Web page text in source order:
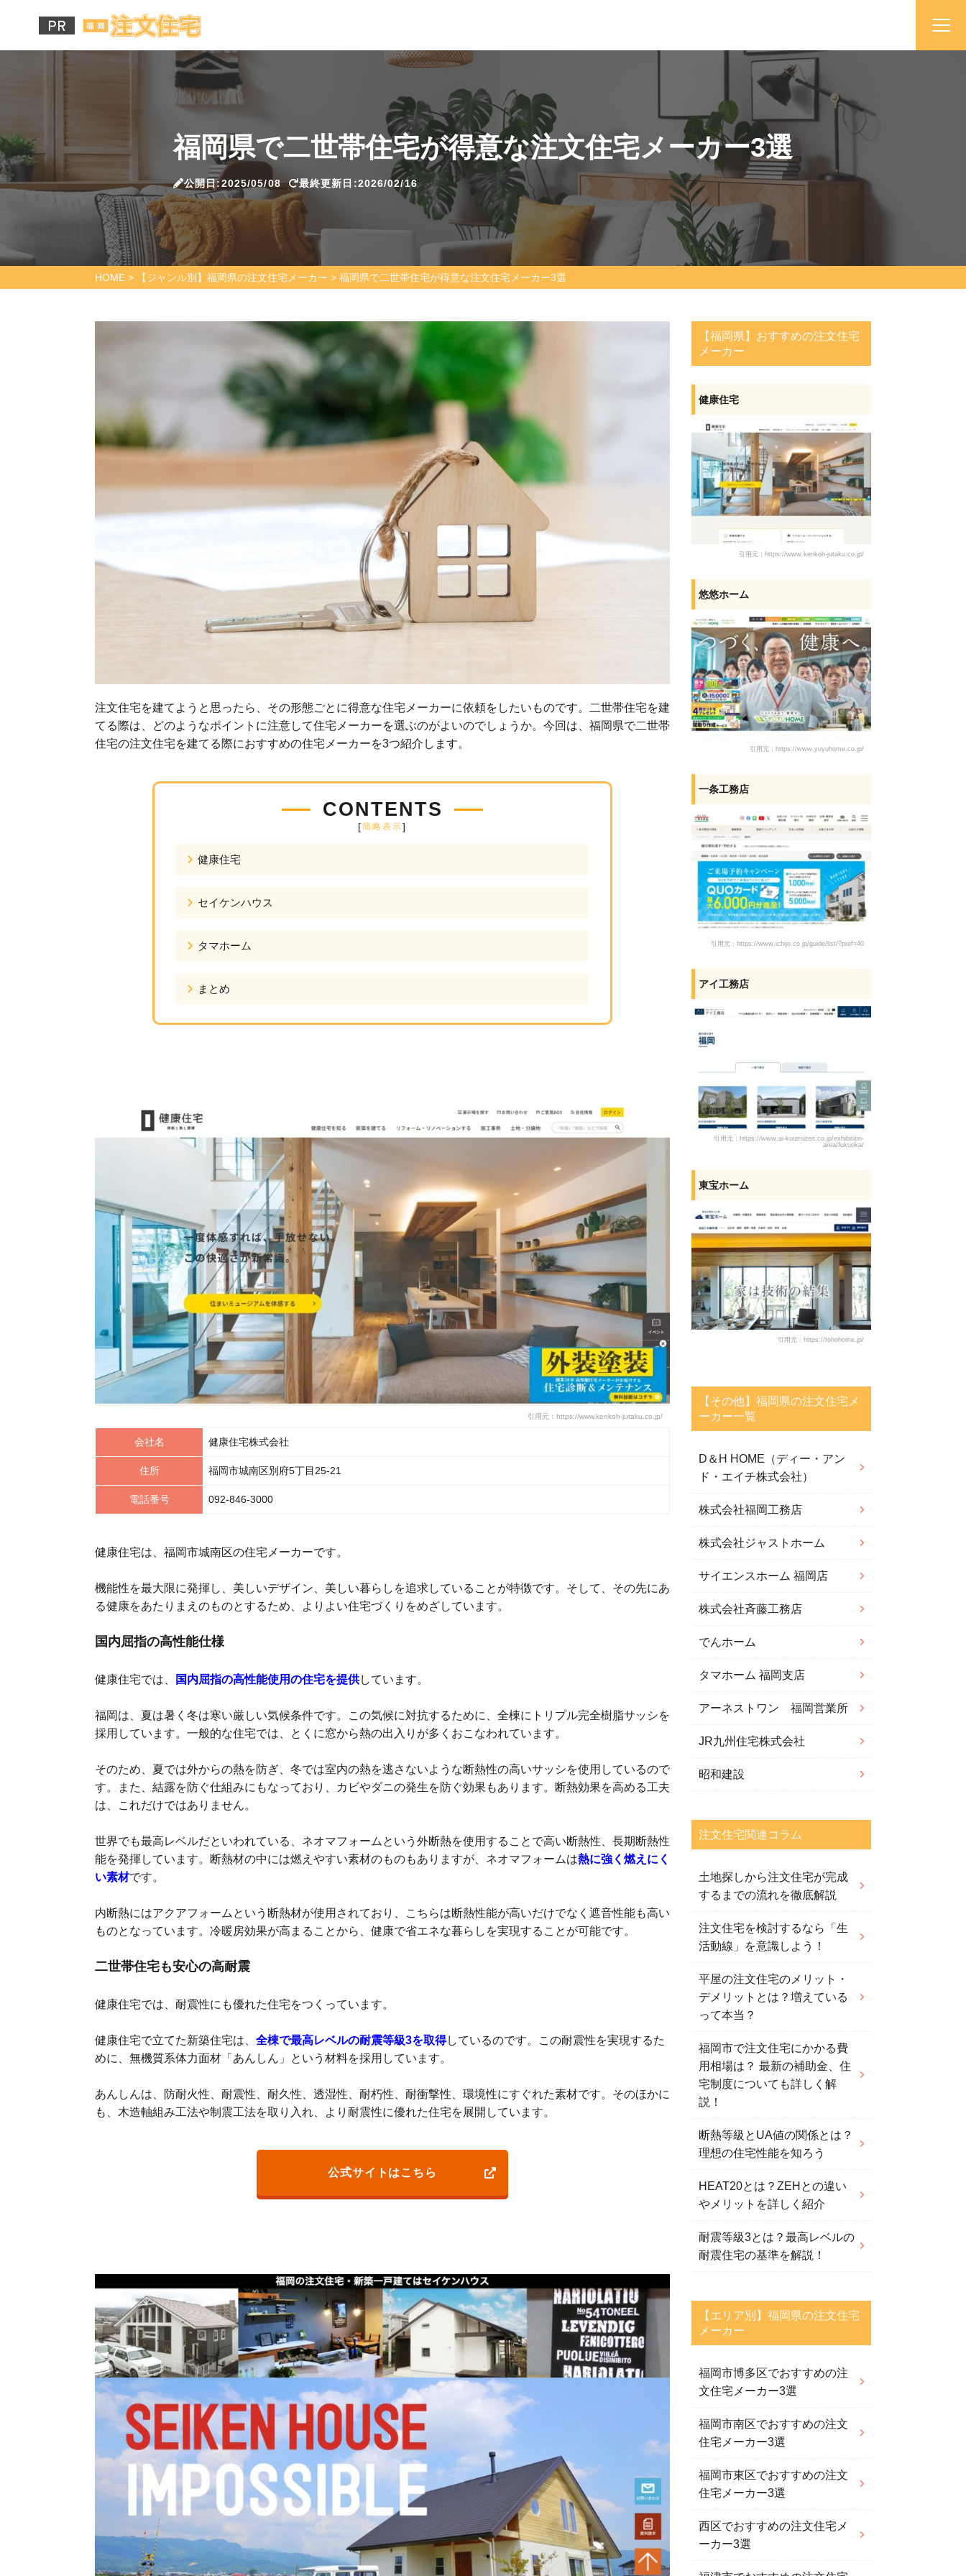
福岡県で二世帯住宅が得意な注文住宅メーカー3選
公開日:2025/05/08 最終更新日:2026/02/16
HOME > 【ジャンル別】福岡県の注文住宅メーカー > 福岡県で二世帯住宅が得意な注文住宅メーカー3選
注文住宅を建てようと思ったら、その形態ごとに得意な住宅メーカーに依頼をしたいものです。二世帯住宅を建
てる際は、どのようなポイントに注意して住宅メーカーを選ぶのがよいのでしょうか。今回は、福岡県で二世帯
住宅の注文住宅を建てる際におすすめの住宅メーカーを3つ紹介します。
CONTENTS
[簡略表示]
健康住宅
セイケンハウス
タマホーム
まとめ
引用元：https://www.kenkoh-jutaku.co.jp/
会社名 健康住宅株式会社
住所 福岡市城南区別府5丁目25-21
電話番号 092-846-3000
健康住宅は、福岡市城南区の住宅メーカーです。
機能性を最大限に発揮し、美しいデザイン、美しい暮らしを追求していることが特徴です。そして、その先にあ
る健康をあたりまえのものとするため、よりよい住宅づくりをめざしています。
国内屈指の高性能仕様
健康住宅では、 国内屈指の高性能使用の住宅を提供しています。
福岡は、夏は暑く冬は寒い厳しい気候条件です。この気候に対抗するために、全棟にトリプル完全樹脂サッシを
採用しています。一般的な住宅では、とくに窓から熱の出入りが多くおこなわれています。
そのため、夏では外からの熱を防ぎ、冬では室内の熱を逃さないような断熱性の高いサッシを使用しているので
す。また、結露を防ぐ仕組みにもなっており、カビやダニの発生を防ぐ効果もあります。断熱効果を高める工夫
は、これだけではありません。
世界でも最高レベルだといわれている、ネオマフォームという外断熱を使用することで高い断熱性、長期断熱性
能を発揮しています。断熱材の中には燃えやすい素材のものもありますが、ネオマフォームは熱に強く燃えにく
い素材です。
内断熱にはアクアフォームという断熱材が使用されており、こちらは断熱性能が高いだけでなく遮音性能も高い
ものとなっています。冷暖房効果が高まることから、健康で省エネな暮らしを実現することが可能です。
二世帯住宅も安心の高耐震
健康住宅では、耐震性にも優れた住宅をつくっています。
健康住宅で立てた新築住宅は、 全棟で最高レベルの耐震等級3を取得しているのです。この耐震性を実現するた
めに、無機質系体力面材「あんしん」という材料を採用しています。
あんしんは、防耐火性、耐震性、耐久性、透湿性、耐朽性、耐衝撃性、環境性にすぐれた素材です。そのほかに
も、木造軸組み工法や制震工法を取り入れ、より耐震性に優れた住宅を展開しています。
公式サイトはこちら
【福岡県】おすすめの注文住宅
メーカー
健康住宅
引用元：https://www.kenkoh-jutaku.co.jp/
悠悠ホーム
引用元：https://www.yuyuhome.co.jp/
一条工務店
引用元：https://www.ichijo.co.jp/guide/list/?pref=40
アイ工務店
引用元：https://www.ai-koumuten.co.jp/exhibition-
area/fukuoka/
東宝ホーム
引用元：https://tohohome.jp/
【その他】福岡県の注文住宅メ
ーカー一覧
D＆H HOME（ディー・アン
ド・エイチ株式会社）
株式会社福岡工務店
株式会社ジャストホーム
サイエンスホーム 福岡店
株式会社斉藤工務店
でんホーム
タマホーム 福岡支店
アーネストワン 福岡営業所
JR九州住宅株式会社
昭和建設
注文住宅関連コラム
土地探しから注文住宅が完成
するまでの流れを徹底解説
注文住宅を検討するなら「生
活動線」を意識しよう！
平屋の注文住宅のメリット・
デメリットとは？増えている
って本当？
福岡市で注文住宅にかかる費
用相場は？ 最新の補助金、住
宅制度についても詳しく解
説！
断熱等級とUA値の関係とは？
理想の住宅性能を知ろう
HEAT20とは？ZEHとの違い
やメリットを詳しく紹介
耐震等級3とは？最高レベルの
耐震住宅の基準を解説！
【エリア別】福岡県の注文住宅
メーカー
福岡市博多区でおすすめの注
文住宅メーカー3選
福岡市南区でおすすめの注文
住宅メーカー3選
福岡市東区でおすすめの注文
住宅メーカー3選
西区でおすすめの注文住宅メ
ーカー3選